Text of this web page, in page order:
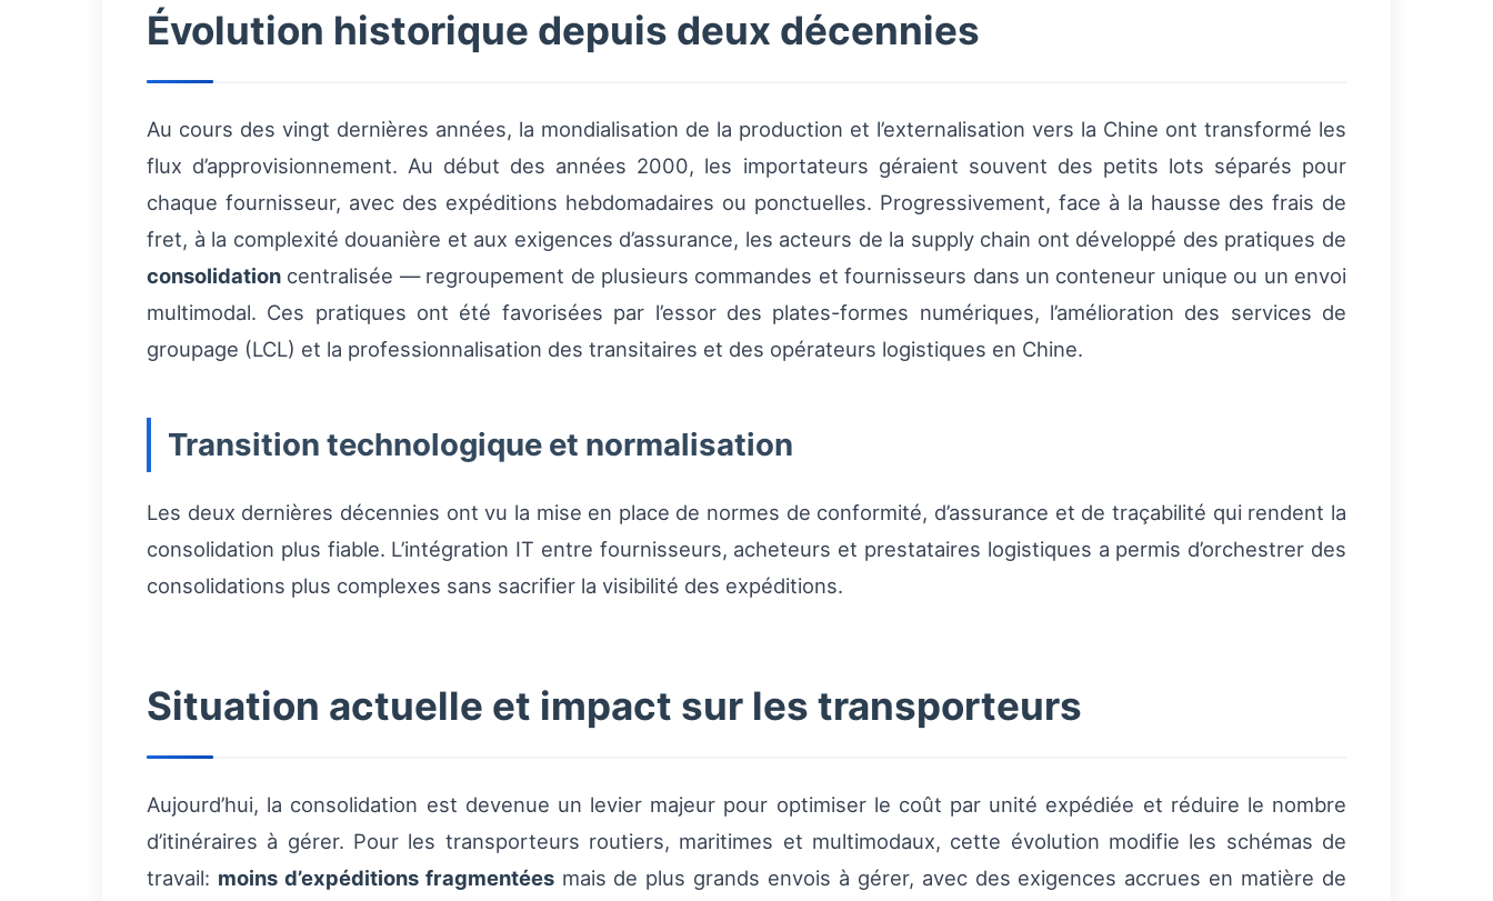
Évolution historique depuis deux décennies
Au cours des vingt dernières années, la mondialisation de la production et l’externalisation vers la Chine ont transformé les
flux d’approvisionnement. Au début des années 2000, les importateurs géraient souvent des petits lots séparés pour
chaque fournisseur, avec des expéditions hebdomadaires ou ponctuelles. Progressivement, face à la hausse des frais de
fret, à la complexité douanière et aux exigences d’assurance, les acteurs de la supply chain ont développé des pratiques de
consolidation centralisée — regroupement de plusieurs commandes et fournisseurs dans un conteneur unique ou un envoi
multimodal. Ces pratiques ont été favorisées par l’essor des plates-formes numériques, l’amélioration des services de
groupage (LCL) et la professionnalisation des transitaires et des opérateurs logistiques en Chine.
Transition technologique et normalisation
Les deux dernières décennies ont vu la mise en place de normes de conformité, d’assurance et de traçabilité qui rendent la
consolidation plus fiable. L’intégration IT entre fournisseurs, acheteurs et prestataires logistiques a permis d’orchestrer des
consolidations plus complexes sans sacrifier la visibilité des expéditions.
Situation actuelle et impact sur les transporteurs
Aujourd’hui, la consolidation est devenue un levier majeur pour optimiser le coût par unité expédiée et réduire le nombre
d’itinéraires à gérer. Pour les transporteurs routiers, maritimes et multimodaux, cette évolution modifie les schémas de
travail: moins d’expéditions fragmentéesmais de plus grands envois à gérer, avec des exigences accrues en matière de